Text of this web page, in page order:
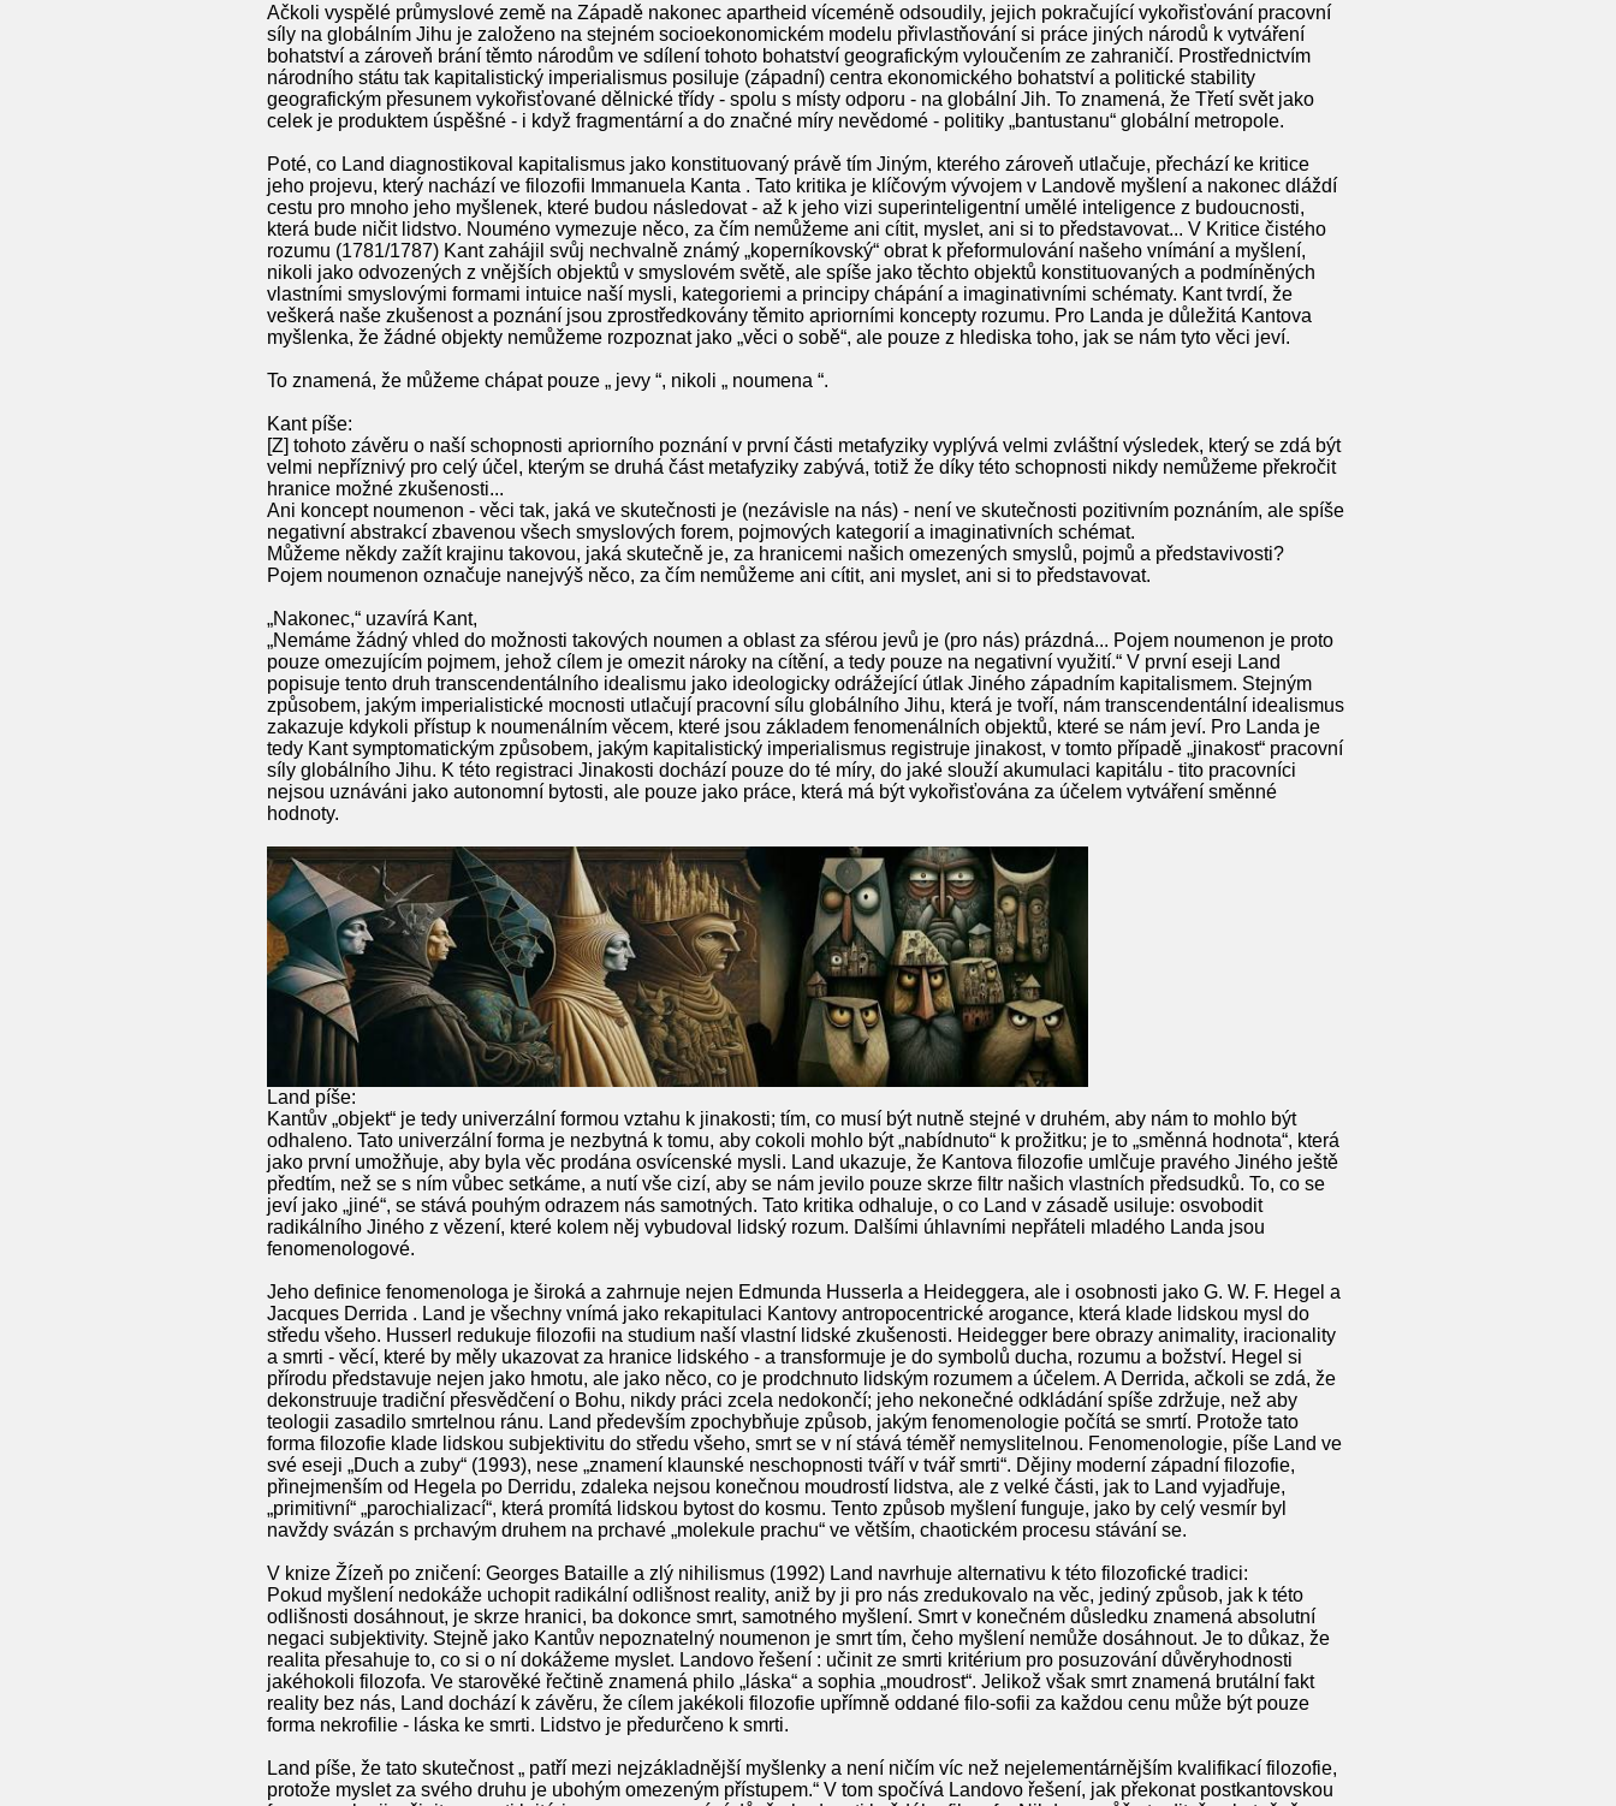
Ačkoli vyspělé průmyslové země na Západě nakonec apartheid víceméně odsoudily, jejich pokračující vykořisťování pracovní
síly na globálním Jihu je založeno na stejném socioekonomickém modelu přivlastňování si práce jiných národů k vytváření
bohatství a zároveň brání těmto národům ve sdílení tohoto bohatství geografickým vyloučením ze zahraničí. Prostřednictvím
národního státu tak kapitalistický imperialismus posiluje (západní) centra ekonomického bohatství a politické stability
geografickým přesunem vykořisťované dělnické třídy - spolu s místy odporu - na globální Jih. To znamená, že Třetí svět jako
celek je produktem úspěšné - i když fragmentární a do značné míry nevědomé - politiky „bantustanu“ globální metropole.
Poté, co Land diagnostikoval kapitalismus jako konstituovaný právě tím Jiným, kterého zároveň utlačuje, přechází ke kritice
jeho projevu, který nachází ve filozofii Immanuela Kanta . Tato kritika je klíčovým vývojem v Landově myšlení a nakonec dláždí
cestu pro mnoho jeho myšlenek, které budou následovat - až k jeho vizi superinteligentní umělé inteligence z budoucnosti,
která bude ničit lidstvo. Nouméno vymezuje něco, za čím nemůžeme ani cítit, myslet, ani si to představovat... V Kritice čistého
rozumu (1781/1787) Kant zahájil svůj nechvalně známý „koperníkovský“ obrat k přeformulování našeho vnímání a myšlení,
nikoli jako odvozených z vnějších objektů v smyslovém světě, ale spíše jako těchto objektů konstituovaných a podmíněných
vlastními smyslovými formami intuice naší mysli, kategoriemi a principy chápání a imaginativními schématy. Kant tvrdí, že
veškerá naše zkušenost a poznání jsou zprostředkovány těmito apriorními koncepty rozumu. Pro Landa je důležitá Kantova
myšlenka, že žádné objekty nemůžeme rozpoznat jako „věci o sobě“, ale pouze z hlediska toho, jak se nám tyto věci jeví.
To znamená, že můžeme chápat pouze „ jevy “, nikoli „ noumena “.
Kant píše:
[Z] tohoto závěru o naší schopnosti apriorního poznání v první části metafyziky vyplývá velmi zvláštní výsledek, který se zdá být
velmi nepříznivý pro celý účel, kterým se druhá část metafyziky zabývá, totiž že díky této schopnosti nikdy nemůžeme překročit
hranice možné zkušenosti...
Ani koncept noumenon - věci tak, jaká ve skutečnosti je (nezávisle na nás) - není ve skutečnosti pozitivním poznáním, ale spíše
negativní abstrakcí zbavenou všech smyslových forem, pojmových kategorií a imaginativních schémat.
Můžeme někdy zažít krajinu takovou, jaká skutečně je, za hranicemi našich omezených smyslů, pojmů a představivosti?
Pojem noumenon označuje nanejvýš něco, za čím nemůžeme ani cítit, ani myslet, ani si to představovat.
„Nakonec,“ uzavírá Kant,
„Nemáme žádný vhled do možnosti takových noumen a oblast za sférou jevů je (pro nás) prázdná... Pojem noumenon je proto
pouze omezujícím pojmem, jehož cílem je omezit nároky na cítění, a tedy pouze na negativní využití.“ V první eseji Land
popisuje tento druh transcendentálního idealismu jako ideologicky odrážející útlak Jiného západním kapitalismem. Stejným
způsobem, jakým imperialistické mocnosti utlačují pracovní sílu globálního Jihu, která je tvoří, nám transcendentální idealismus
zakazuje kdykoli přístup k noumenálním věcem, které jsou základem fenomenálních objektů, které se nám jeví. Pro Landa je
tedy Kant symptomatickým způsobem, jakým kapitalistický imperialismus registruje jinakost, v tomto případě „jinakost“ pracovní
síly globálního Jihu. K této registraci Jinakosti dochází pouze do té míry, do jaké slouží akumulaci kapitálu - tito pracovníci
nejsou uznáváni jako autonomní bytosti, ale pouze jako práce, která má být vykořisťována za účelem vytváření směnné
hodnoty.
Land píše:
Kantův „objekt“ je tedy univerzální formou vztahu k jinakosti; tím, co musí být nutně stejné v druhém, aby nám to mohlo být
odhaleno. Tato univerzální forma je nezbytná k tomu, aby cokoli mohlo být „nabídnuto“ k prožitku; je to „směnná hodnota“, která
jako první umožňuje, aby byla věc prodána osvícenské mysli. Land ukazuje, že Kantova filozofie umlčuje pravého Jiného ještě
předtím, než se s ním vůbec setkáme, a nutí vše cizí, aby se nám jevilo pouze skrze filtr našich vlastních předsudků. To, co se
jeví jako „jiné“, se stává pouhým odrazem nás samotných. Tato kritika odhaluje, o co Land v zásadě usiluje: osvobodit
radikálního Jiného z vězení, které kolem něj vybudoval lidský rozum. Dalšími úhlavními nepřáteli mladého Landa jsou
fenomenologové.
Jeho definice fenomenologa je široká a zahrnuje nejen Edmunda Husserla a Heideggera, ale i osobnosti jako G. W. F. Hegel a
Jacques Derrida . Land je všechny vnímá jako rekapitulaci Kantovy antropocentrické arogance, která klade lidskou mysl do
středu všeho. Husserl redukuje filozofii na studium naší vlastní lidské zkušenosti. Heidegger bere obrazy animality, iracionality
a smrti - věcí, které by měly ukazovat za hranice lidského - a transformuje je do symbolů ducha, rozumu a božství. Hegel si
přírodu představuje nejen jako hmotu, ale jako něco, co je prodchnuto lidským rozumem a účelem. A Derrida, ačkoli se zdá, že
dekonstruuje tradiční přesvědčení o Bohu, nikdy práci zcela nedokončí; jeho nekonečné odkládání spíše zdržuje, než aby
teologii zasadilo smrtelnou ránu. Land především zpochybňuje způsob, jakým fenomenologie počítá se smrtí. Protože tato
forma filozofie klade lidskou subjektivitu do středu všeho, smrt se v ní stává téměř nemyslitelnou. Fenomenologie, píše Land ve
své eseji „Duch a zuby“ (1993), nese „znamení klaunské neschopnosti tváří v tvář smrti“. Dějiny moderní západní filozofie,
přinejmenším od Hegela po Derridu, zdaleka nejsou konečnou moudrostí lidstva, ale z velké části, jak to Land vyjadřuje,
„primitivní“ „parochializací“, která promítá lidskou bytost do kosmu. Tento způsob myšlení funguje, jako by celý vesmír byl
navždy svázán s prchavým druhem na prchavé „molekule prachu“ ve větším, chaotickém procesu stávání se.
V knize Žízeň po zničení: Georges Bataille a zlý nihilismus (1992) Land navrhuje alternativu k této filozofické tradici:
Pokud myšlení nedokáže uchopit radikální odlišnost reality, aniž by ji pro nás zredukovalo na věc, jediný způsob, jak k této
odlišnosti dosáhnout, je skrze hranici, ba dokonce smrt, samotného myšlení. Smrt v konečném důsledku znamená absolutní
negaci subjektivity. Stejně jako Kantův nepoznatelný noumenon je smrt tím, čeho myšlení nemůže dosáhnout. Je to důkaz, že
realita přesahuje to, co si o ní dokážeme myslet. Landovo řešení : učinit ze smrti kritérium pro posuzování důvěryhodnosti
jakéhokoli filozofa. Ve starověké řečtině znamená philo „láska“ a sophia „moudrost“. Jelikož však smrt znamená brutální fakt
reality bez nás, Land dochází k závěru, že cílem jakékoli filozofie upřímně oddané filo-sofii za každou cenu může být pouze
forma nekrofilie - láska ke smrti. Lidstvo je předurčeno k smrti.
Land píše, že tato skutečnost „ patří mezi nejzákladnější myšlenky a není ničím víc než nejelementárnějším kvalifikací filozofie,
protože myslet za svého druhu je ubohým omezeným přístupem.“ V tom spočívá Landovo řešení, jak překonat postkantovskou